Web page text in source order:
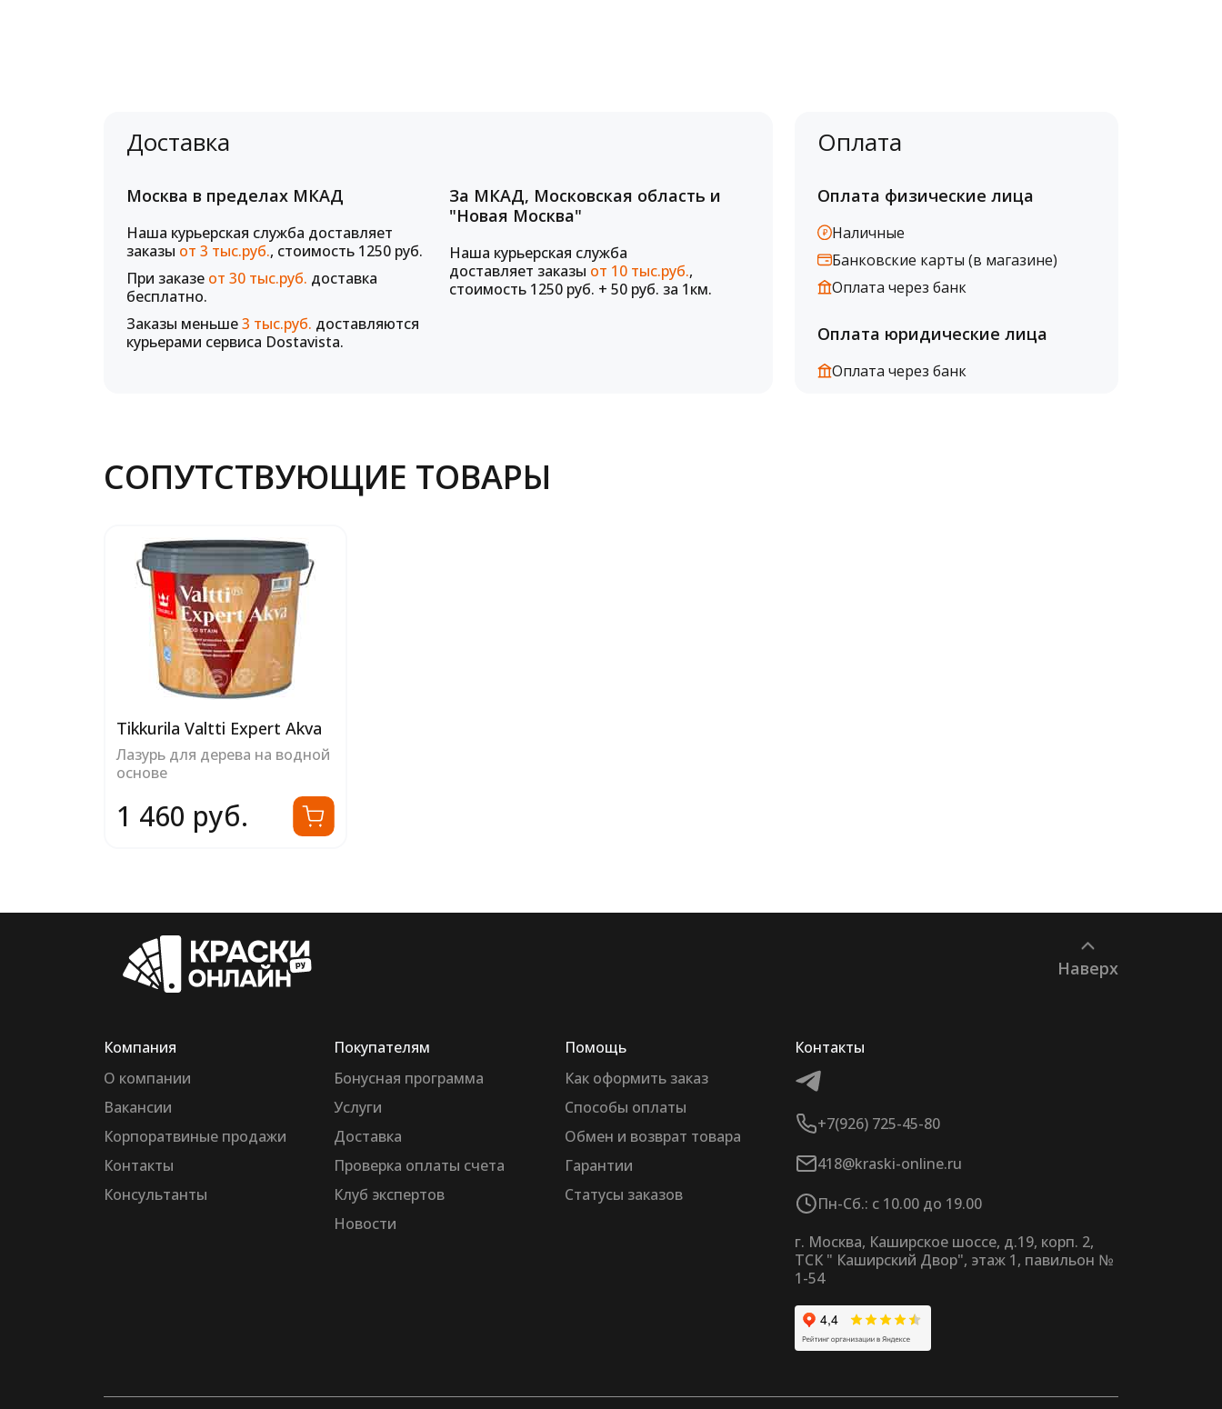
Доставка
Москва в пределах МКАД
Наша курьерская служба доставляет
заказы от 3 тыс.руб., стоимость 1250 руб.
При заказе от 30 тыс.руб. доставка
бесплатно.
Заказы меньше3 тыс.руб. доставляются
курьерами сервиса Dostavista.
За МКАД, Московская область и
"Новая Москва"
Наша курьерская служба
доставляет заказы от 10 тыс.руб.,
стоимость 1250 руб. + 50 руб. за 1км.
Оплата
Оплата физические лица
Наличные
Банковские карты (в магазине)
Оплата через банк
Оплата юридические лица
Оплата через банк
СОПУТСТВУЮЩИЕ ТОВАРЫ
Tikkurila Valtti Expert Akva
Лазурь для дерева на водной
основе
1 460 руб.
Наверх
Компания
О компании
Вакансии
Корпоратвиные продажи
Контакты
Консультанты
Покупателям
Бонусная программа
Услуги
Доставка
Проверка оплаты счета
Клуб экспертов
Новости
Помощь
Как оформить заказ
Способы оплаты
Обмен и возврат товара
Гарантии
Статусы заказов
Контакты
+7(926) 725-45-80
418@kraski-online.ru
Пн-Сб.: с 10.00 до 19.00
г. Москва, Каширское шоссе, д.19, корп. 2,
ТСК " Каширский Двор", этаж 1, павильон №
1-54